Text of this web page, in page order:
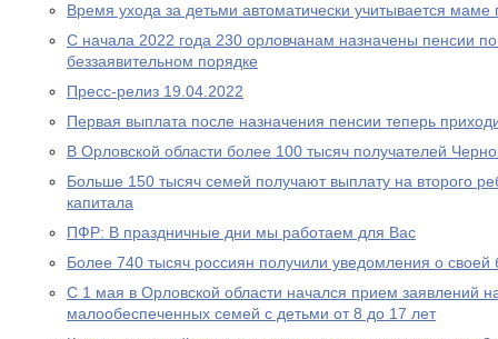
Время ухода за детьми автоматически учитывается
С начала 2022 года 230 орловчанам назначены пенсии
беззаявительном порядке
Пресс-релиз 19.04.2022
Первая выплата после назначения пенсии теперь
В Орловской области более 100 тысяч получателей
Больше 150 тысяч семей получают выплату на второго
капитала
ПФР: В праздничные дни мы работаем для Вас
Более 740 тысяч россиян получили уведомления о
С 1 мая в Орловской области начался прием заявлений
малообеспеченных семей с детьми от 8 до 17 лет